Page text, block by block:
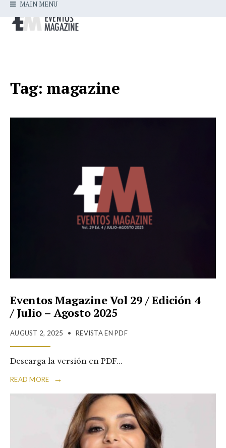
MAIN MENU
Tag: magazine
Eventos Magazine Vol 29 / Edición 4
/ Julio – Agosto 2025
AUGUST 2, 2025 • REVISTA EN PDF
Descarga la versión en PDF...
READ MORE →